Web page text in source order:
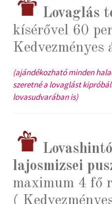
Lovaglás
kísérővel 60
(ajándékozható minden
szeretné a lovaglást
lovasudvarában is)
lajosmizsei
maximum 4 fő
(